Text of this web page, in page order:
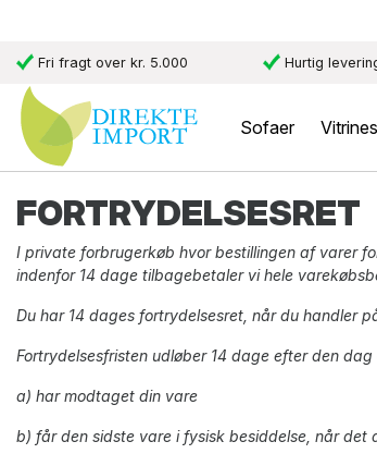
Fri fragt over kr. 5.000 Hurtig
Sofaer
FORTRYDELSESRET
I private forbrugerkøb hvor bestillingen af varer
indenfor 14 dage tilbagebetaler vi hele
Du har 14 dages fortrydelsesret, når du handler
Fortrydelsesfristen udløber 14 dage efter den dag
a) har modtaget din vare
b) får den sidste vare i fysisk besiddelse, når det